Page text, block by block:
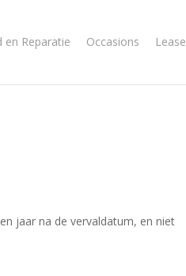
en Reparatie Occasions Lease
jaar na de vervaldatum, en niet